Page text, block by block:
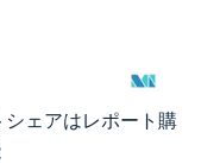
の表示が必要です。
ェアはレポート購